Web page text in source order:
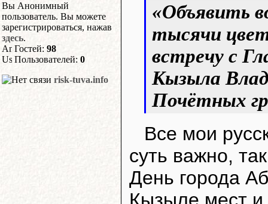
Вы Анонимный
пользователь. Вы можете
зарегистрироваться, нажав
здесь.
Гостей: 98
Пользователей: 0
risk-tuva.info
«Объявить
тысячи
встречу с
Кызыла
Почётных
Все мои
суть важно,
День города
Кызыле мест